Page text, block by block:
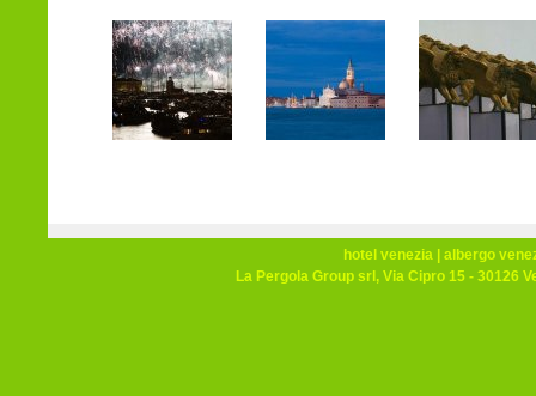
hotel venezia
albergo
La Pergola Group srl, Via Cipro 15 - 30126